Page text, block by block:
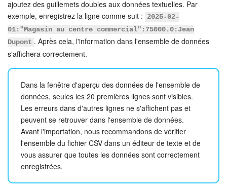
ajoutez des guillemets doubles aux données textuelles. Par
exemple, enregistrez la ligne comme suit :
2025-02-
01:"Magasin au centre commercial":75000.0:Jean
Dupont . Après cela, l'information dans l'ensemble de données
s'affichera correctement.
Dans la fenêtre d'aperçu des données de l'ensemble de
données, seules les 20 premières lignes sont visibles.
Les erreurs dans d'autres lignes ne s'affichent pas et
peuvent se retrouver dans l'ensemble de données.
Avant l'importation, nous recommandons de vérifier
l'ensemble du fichier CSV dans un éditeur de texte et de
vous assurer que toutes les données sont correctement
enregistrées.